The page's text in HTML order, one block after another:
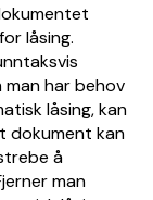
låsing.
har behov
låsing, kan
dokument kan
å
man